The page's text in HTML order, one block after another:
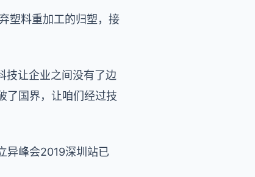
塑料重加工的归塑，接
技让企业之间没有了边
了国界，让咱们经过技
异峰会2019深圳站已